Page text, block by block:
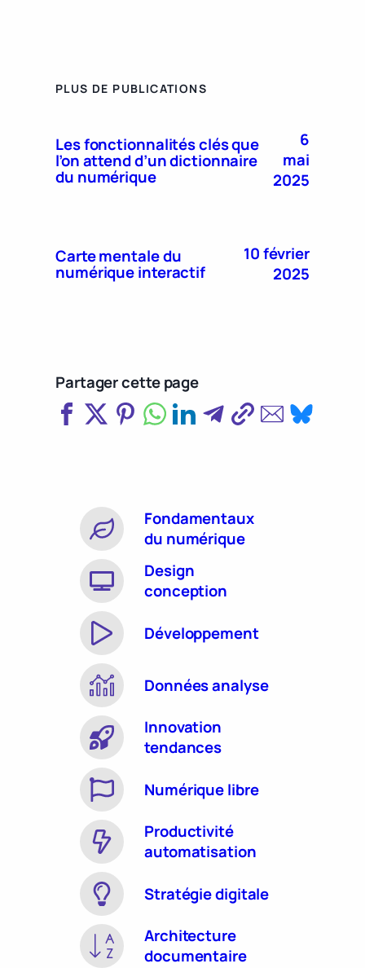
PLUS DE PUBLICATIONS
Les fonctionnalités clés que
l’on attend d’un dictionnaire
du numérique
6
mai
2025
Carte mentale du
numérique interactif
10 février
2025
Partager cette page
Fondamentaux
du numérique
Design
conception
Développement
Données analyse
Innovation
tendances
Numérique libre
Productivité
automatisation
Stratégie digitale
Architecture
documentaire